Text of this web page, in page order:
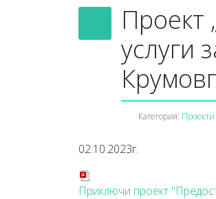
Проект
услуги
Категория: Проекти
02.10.2023г.
Приключи проект